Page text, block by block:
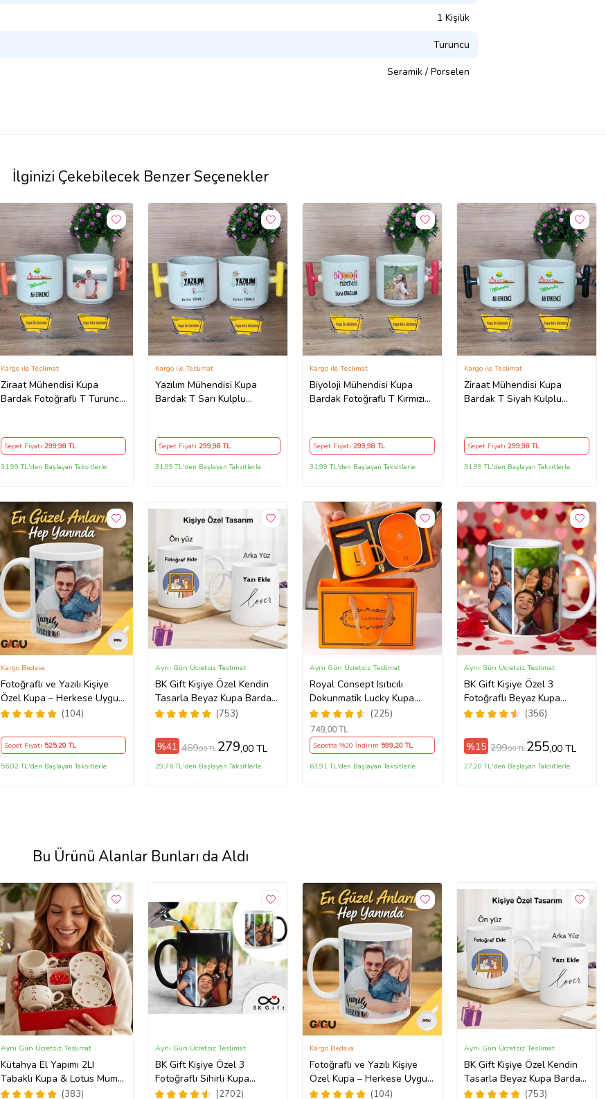
1 Kişilik
Turuncu
Seramik / Porselen
İlginizi Çekebilecek Benzer Seçenekler
Ziraat Mühendisi Kupa
Bardak Fotoğraflı T Turuncu
Kargo ile Teslimat
Sepet Fiyatı 299,98 TL
31,99 TL'den Başlayan Taksitlerle
Yazılım Mühendisi Kupa
Bardak T Sarı Kulplu
Kargo ile Teslimat
Sepet Fiyatı 299,98 TL
31,99 TL'den Başlayan Taksitlerle
Biyoloji Mühendisi Kupa
Bardak Fotoğraflı T Kırmızı
Kargo ile Teslimat
Sepet Fiyatı299,98 TL
31,99 TL'den Başlayan Taksitlerle
Ziraat Mühendisi Kupa
Bardak T Siyah Kulplu
Kargo ile Teslimat
Sepet Fiyatı299,98 TL
31,99 TL'den Başlayan Taksitlerle
Fotoğraflı ve Yazılı Kişiye
Özel Kupa – Herkese Uygun
Anlamlı Hediye Porselen(104)
Kargo Bedava
Sepet Fiyatı 525,20 TL
56,02 TL'den Başlayan Taksitlerle
BK Gift Kişiye Özel Kendin
Tasarla Beyaz Kupa Bardak,
Sevgiliye Hediye, Arkadaşa
Hediyesi
(753)
Aynı Gün Ücretsiz Teslimat
%41 469,00 TL 279,00 TL
29,76 TL'den Başlayan Taksitlerle
Royal Consept Isıtıcılı
Dokunmatik Lucky Kupa
Bardak Seti
(225)
Aynı Gün Ücretsiz Teslimat
749,00 TL
Sepette %20 İndirim 599,20 TL
63,91 TL'den Başlayan Taksitlerle
BK Gift Kişiye Özel 3
Fotoğraflı Beyaz Kupa
Bardak, Sevgiliye Hediye,
(356)
Aynı Gün Ücretsiz Teslimat
%15 299,00 TL 255,00 TL
27,20 TL'den Başlayan Taksitlerle
Bu Ürünü Alanlar Bunları da Aldı
Kütahya El Yapımı 2LI
Tabaklı Kupa & Lotus Mum-
Kiraz Mevsimi (383)
Aynı Gün Ücretsiz Teslimat
BK Gift Kişiye Özel 3
Fotoğraflı Sihirli Kupa
Bardak, Arkadaşa Hediye,
(2702)
Aynı Gün Ücretsiz Teslimat
Fotoğraflı ve Yazılı Kişiye
Özel Kupa – Herkese Uygun
Anlamlı Hediye Porselen(104)
Kargo Bedava
BK Gift Kişiye Özel Kendin
Tasarla Beyaz Kupa Bardak,
Sevgiliye Hediye, Arkadaşa
(753)
Aynı Gün Ücretsiz Teslimat